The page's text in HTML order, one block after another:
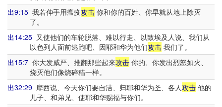
出9:15 我若伸手用瘟疫攻击 你和你的百姓、你早就从地上除灭
了。
出14:25 又使他们的车轮脱落、难以行走、以致埃及人说、我们从
以色列人面前逃跑吧、因耶和华为他们攻击我们了。
出15:7 你大发威严、推翻那些起来攻击 你的、你发出烈怒如火、
烧灭他们像烧碎稓一样。
出32:29 摩西说、今天你们要自洁、归耶和华为圣、各人攻击 他的
儿子、和弟兄、使耶和华赐福与你们。